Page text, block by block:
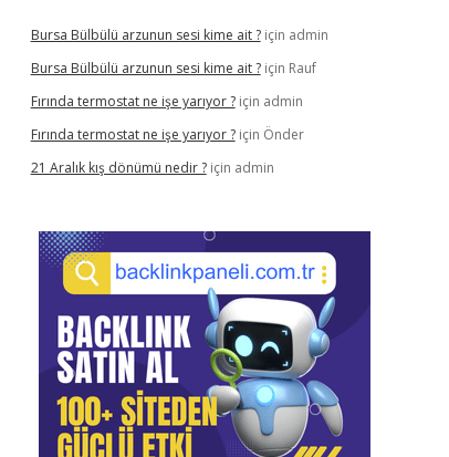
Bursa Bülbülü arzunun sesi kime ait ?için admin
Bursa Bülbülü arzunun sesi kime ait ?için Rauf
Fırında termostat ne işe yarıyor ?için admin
Fırında termostat ne işe yarıyor ?için Önder
21 Aralık kış dönümü nedir ?için admin